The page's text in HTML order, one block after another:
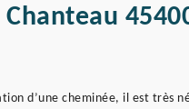
Chanteau
d’une cheminée, il est très